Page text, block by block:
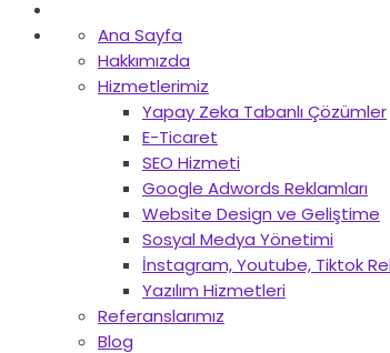
Ana Sayfa
Hakkımızda
Hizmetlerimiz
Yapay Zeka Tabanlı Çözümler
E-Ticaret
SEO Hizmeti
Google Adwords Reklamları
Website Design ve Geliştime
Sosyal Medya Yönetimi
İnstagram, Youtube, Tiktok
Yazılım Hizmetleri
Referanslarımız
Blog